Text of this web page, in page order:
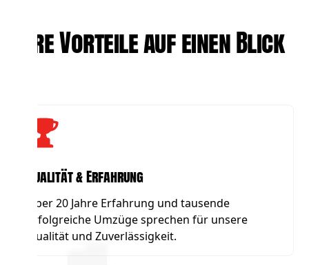
Ihre Vorteile auf einen Blick
Qualität & Erfahrung
Über 20 Jahre Erfahrung und tausende
erfolgreiche Umzüge sprechen für unsere
Qualität und Zuverlässigkeit.